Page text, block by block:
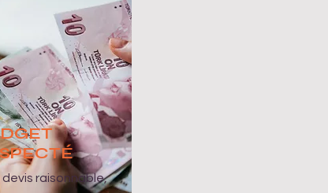
É
devis raisonnable,